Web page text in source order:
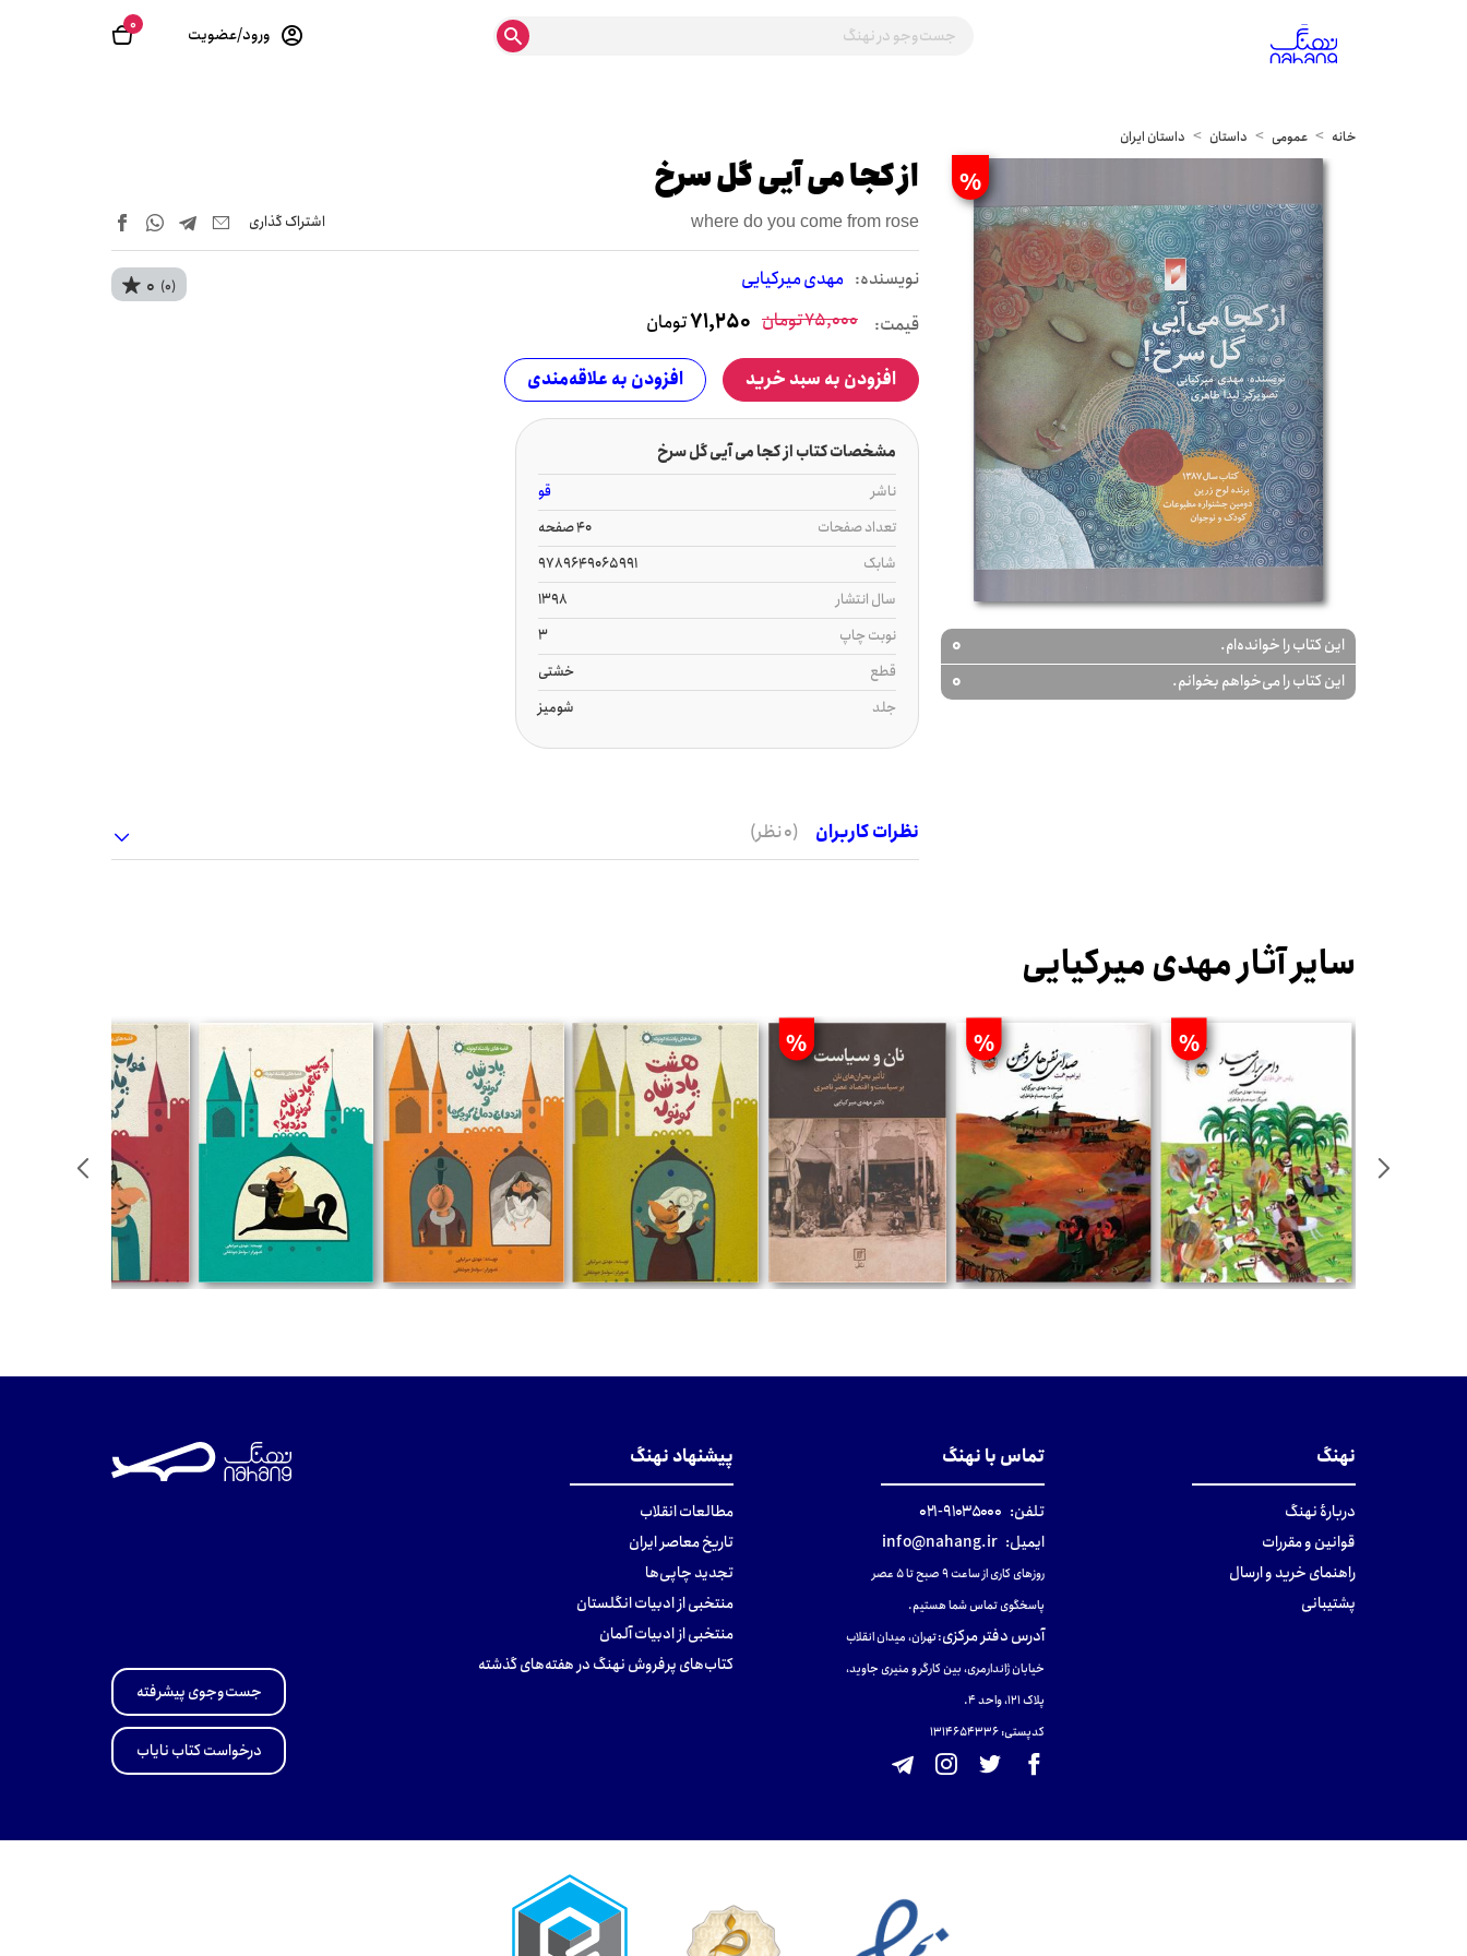
0 ورود/عضویت
خانه عمومی داستان داستان ایران
%
این کتاب را خوانده‌ام. 0
این کتاب را می‌خواهم بخوانم. 0
از کجا می آیی گل سرخ
where do you come from rose اشتراک‌ گذاری
نويسنده: مهدی میرکیایی 0 (0)
قیمت: 75,000تومان 71,250تومان
افزودن به سبد خرید افزودن به علاقه‌مندی
مشخصات کتاب از کجا می آیی گل سرخ
ناشر
قو
تعداد صفحات
40 صفحه
شابک
9789649065991
سال انتشار
1398
نوبت چاپ
3
قطع
خشتی
جلد
شومیز
نظرات کاربران (0 نظر)
سایر آثار مهدی میرکیایی
%
%
%
نهنگ
دربارهٔ نهنگ
قوانین و مقررات
راهنمای خرید و ارسال
پشتیبانی
تماس با نهنگ
تلفن: ۹۱۰۳۵۰۰۰-۰۲۱
ایمیل: info@nahang.ir
روزهای کاری از ساعت ۹ صبح تا ۵ عصر
پاسخگوی تماس شما هستیم.
آدرس دفتر مرکزی:تهران، میدان انقلاب
خیابان ژاندارمری، بین کارگر و منیری جاوید،
پلاک 121، واحد ۴.
کدپستی: 131465433۶
پیشنهاد نهنگ
مطالعات انقلاب
تاریخ معاصر ایران
تجدید چاپی‌ها
منتخبی از ادبیات انگلستان
منتخبی از ادبیات آلمان
کتاب‌های پرفروش نهنگ در هفته‌های گذشته
جست‌وجوی پیشرفته
درخواست کتاب نایاب